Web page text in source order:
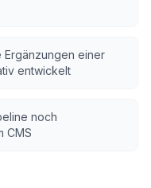
Ergänzungen einer
entwickelt
noch
CMS